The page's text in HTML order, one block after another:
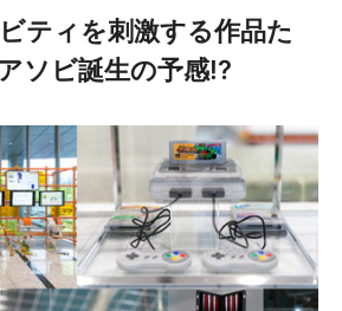
ティを刺激する作品た
ソビ誕生の予感!?